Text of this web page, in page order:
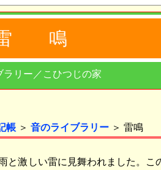
鳴
ラリー／こひつじの家
帳 ＞ 音のライブラリー ＞ 雷鳴
激しい雷に見舞われました。こ